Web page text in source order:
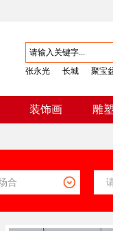
张永光 长城 聚宝
装饰画 雕